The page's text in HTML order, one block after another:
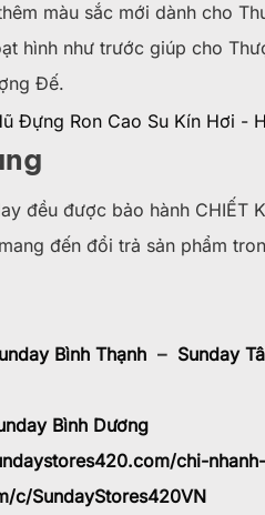
màu sắc mới dành cho
hình như trước giúp cho
Đế.
đều được bảo hành
đến đổi trả sản phẩm
Bình Thạnh – Sunday
Bình Dương
chi-
c/SundayStores420VN